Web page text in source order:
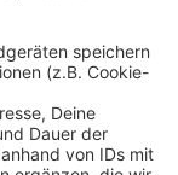
Polizei
staut sich
zur